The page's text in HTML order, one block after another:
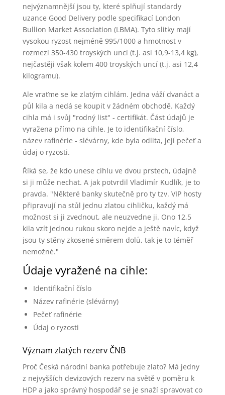
nejvýznamnější jsou ty, které splňují standardy
uzance Good Delivery podle specifikací London
Bullion Market Association (LBMA). Tyto slitky mají
vysokou ryzost nejméně 995/1000 a hmotnost v
rozmezí 350-430 troyských uncí (t.j. asi 10,9-13,4 kg),
nejčastěji však kolem 400 troyských uncí (t.j. asi 12,4
kilogramu).
Ale vraťme se ke zlatým cihlám. Jedna váží dvanáct a
půl kila a nedá se koupit v žádném obchodě. Každý
cihla má i svůj "rodný list" - certifikát. Část údajů je
vyražena přímo na cihle. Je to identifikační číslo,
název rafinérie - slévárny, kde byla odlita, její pečeť a
údaj o ryzosti.
Říká se, že kdo unese cihlu ve dvou prstech, údajně
si ji může nechat. A jak potvrdil Vladimír Kudlík, je to
pravda. "Některé banky skutečně pro ty tzv. VIP hosty
připravují na stůl jednu zlatou cihličku, každý má
možnost si ji zvednout, ale neuzvedne ji. Ono 12,5
kila vzít jednou rukou skoro nejde a ještě navíc, když
jsou ty stěny zkosené směrem dolů, tak je to téměř
nemožné."
Údaje vyražené na cihle:
Identifikační číslo
Název rafinérie (slévárny)
Pečeť rafinérie
Údaj o ryzosti
Význam zlatých rezerv ČNB
Proč Česká národní banka potřebuje zlato? Má jedny
z nejvyšších devizových rezerv na světě v poměru k
HDP a jako správný hospodář se je snaží spravovat co